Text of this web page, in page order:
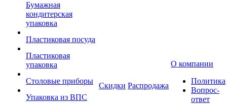
Бумажная
кондитерская
упаковка
Пластиковая посуда
Пластиковая
упаковка
Столовые приборы
Упаковка из ВПС
Скидки Распродажа
О компании
Политика
Вопрос-
ответ